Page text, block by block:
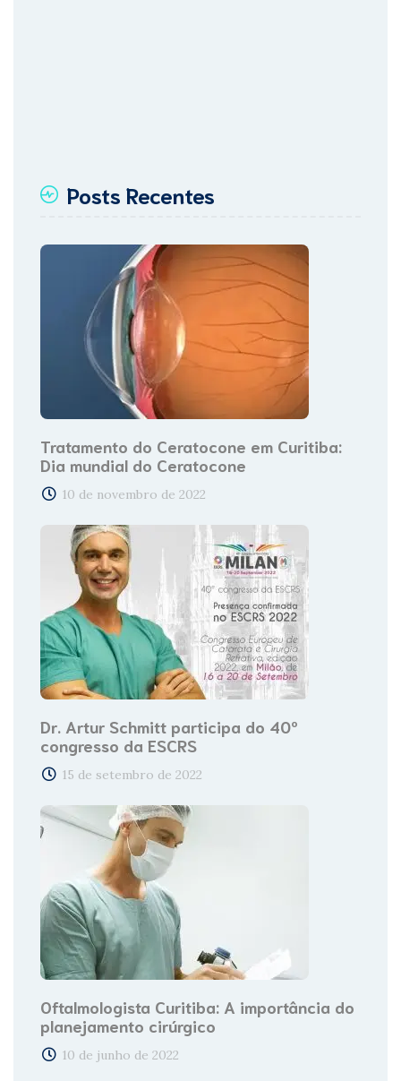
Posts Recentes
Tratamento do Ceratocone em Curitiba:
Dia mundial do Ceratocone
10 de novembro de 2022
Dr. Artur Schmitt participa do 40º
congresso da ESCRS
15 de setembro de 2022
Oftalmologista Curitiba: A importância do
planejamento cirúrgico
10 de junho de 2022